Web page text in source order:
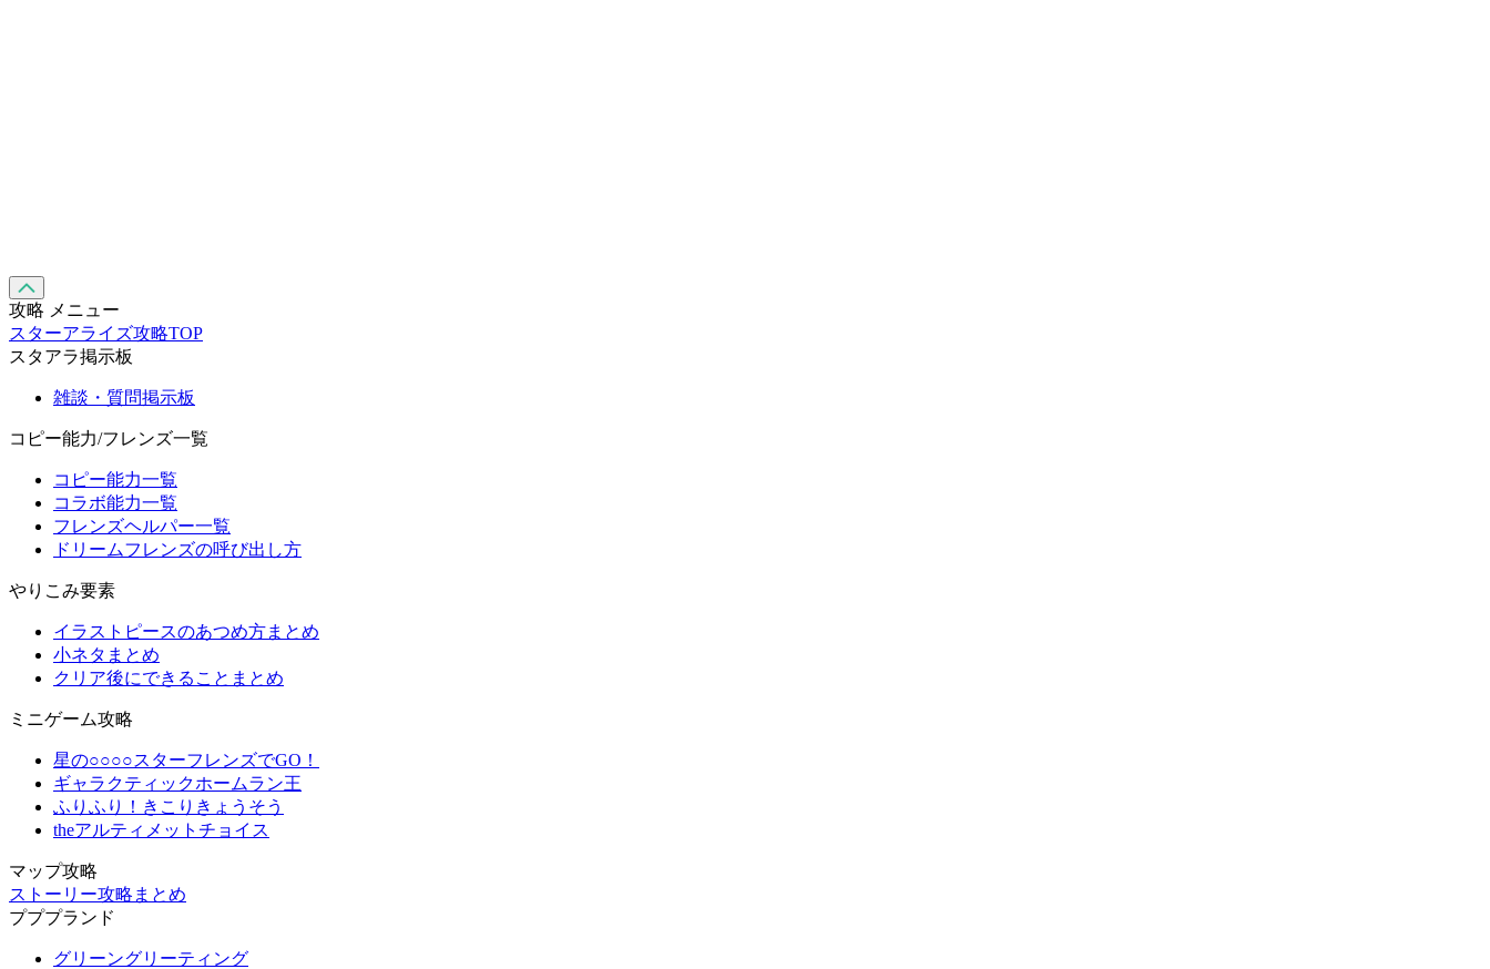
攻略 メニュー
スターアライズ攻略TOP
スタアラ掲示板
雑談・質問掲示板
コピー能力/フレンズ一覧
コピー能力一覧
コラボ能力一覧
フレンズヘルパー一覧
ドリームフレンズの呼び出し方
やりこみ要素
イラストピースのあつめ方まとめ
小ネタまとめ
クリア後にできることまとめ
ミニゲーム攻略
星の○○○○スターフレンズでGO！
ギャラクティックホームラン王
ふりふり！きこりきょうそう
theアルティメットチョイス
マップ攻略
ストーリー攻略まとめ
プププランド
グリーングリーティング